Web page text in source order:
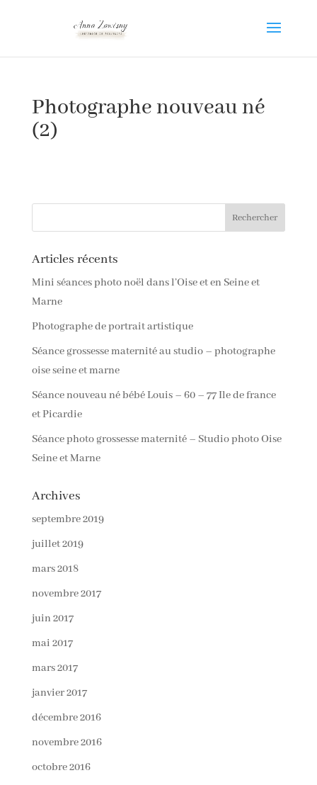
Photographe nouveau né
(2)
Articles récents
Mini séances photo noël dans l’Oise et en Seine et
Marne
Photographe de portrait artistique
Séance grossesse maternité au studio – photographe
oise seine et marne
Séance nouveau né bébé Louis – 60 – 77 Ile de france
et Picardie
Séance photo grossesse maternité – Studio photo Oise
Seine et Marne
Archives
septembre 2019
juillet 2019
mars 2018
novembre 2017
juin 2017
mai 2017
mars 2017
janvier 2017
décembre 2016
novembre 2016
octobre 2016